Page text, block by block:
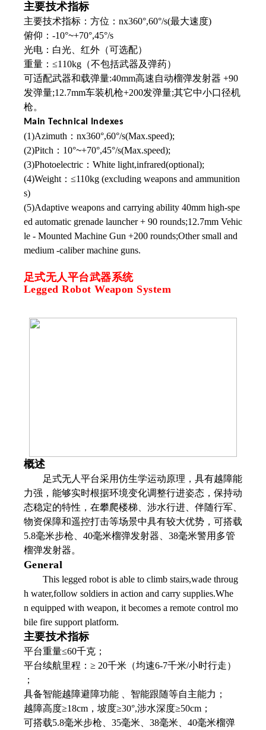
主要技术指标
主要技术指标：方位：nx360°,60°/s(最大速度)
俯仰：-10°~+70°,45°/s
光电：白光、红外（可选配）
重量：≤110kg（不包括武器及弹药）
可适配武器和载弹量:40mm高速自动榴弹发射器 +90
发弹量;12.7mm车装机枪+200发弹量;其它中小口径机
枪。
Main Technical Indexes
(1)Azimuth：nx360°,60°/s(Max.speed);
(2)Pitch：10°~+70°,45°/s(Max.speed);
(3)Photoelectric：White light,infrared(optional);
(4)Weight：≤110kg (excluding weapons and ammunition
s)
(5)Adaptive weapons and carrying ability 40mm high-spe
ed automatic grenade launcher + 90 rounds;12.7mm Vehic
le - Mounted Machine Gun +200 rounds;Other small and
medium -caliber machine guns.
足式无人平台武器系统
Legged Robot Weapon System
概述
足式无人平台采用仿生学运动原理，具有越障能
力强，能够实时根据环境变化调整行进姿态，保持动
态稳定的特性，在攀爬楼梯、涉水行进、伴随行军、
物资保障和遥控打击等场景中具有较大优势，可搭载
5.8毫米步枪、 40毫米榴弹发射器、 38毫米警用多管
榴弹发射器。
General
This legged robot is able to climb stairs,wade throug
h water,follow soldiers in action and carry supplies.Whe
n equipped with weapon, it becomes a remote control mo
bile fire support platform.
主要技术指标
平台重量≤60千克；
平台续航里程：≥ 20千米（均速6-7千米/小时行走）
；
具备智能越障避障功能 、智能跟随等自主能力；
越障高度≥18cm，坡度≥30°,涉水深度≥50cm；
可搭载5.8毫米步枪、35毫米、38毫米、40毫米榴弹